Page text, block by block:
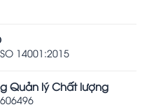
14001:2015
Quản lý Chất lượng